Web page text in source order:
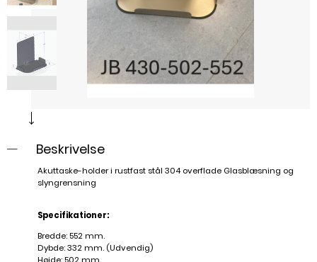
Beskrivelse
Akuttaske-holder i rustfast stål 304 overflade Glasblæsning og
slyngrensning
Specifikationer:
Bredde: 552 mm.
Dybde: 332 mm. (Udvendig)